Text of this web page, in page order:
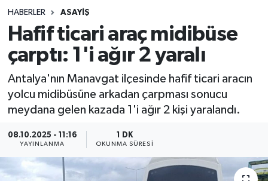
HABERLER ASAYİŞ
Hafif ticari araç midibüse
çarptı: 1'i ağır 2 yaralı
Antalya'nın Manavgat ilçesinde hafif ticari aracın
yolcu midibüsüne arkadan çarpması sonucu
meydana gelen kazada 1'i ağır 2 kişi yaralandı.
08.10.2025 - 11:16
YAYINLANMA
1 DK
OKUNMA SÜRESI
Son Dakika Haberleri
Haber Arşivi